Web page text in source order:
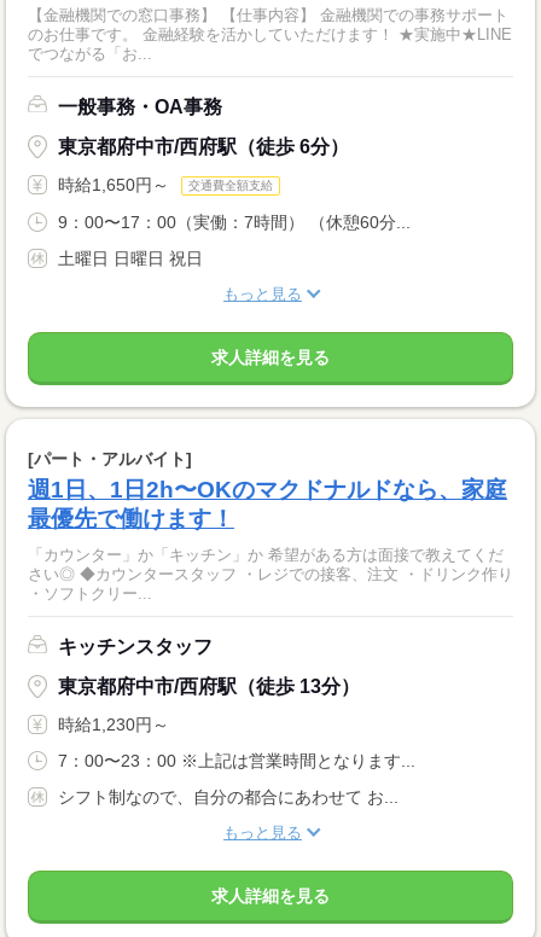
【金融機関での窓口事務】 【仕事内容】 金融機関での事務サポート
のお仕事です。 金融経験を活かしていただけます！ ★実施中★LINE
でつながる「お...
一般事務・OA事務
東京都府中市/西府駅（徒歩 6分）
時給1,650円～ 交通費全額支給
9：00〜17：00（実働：7時間） （休憩60分...
土曜日 日曜日 祝日
もっと見る
求人詳細を見る
[パート・アルバイト]
週1日、1日2h〜OKのマクドナルドなら、家庭
最優先で働けます！
「カウンター」か「キッチン」か 希望がある方は面接で教えてくだ
さい◎ ◆カウンタースタッフ ・レジでの接客、注文 ・ドリンク作り
・ソフトクリー...
キッチンスタッフ
東京都府中市/西府駅（徒歩 13分）
時給1,230円～
7：00〜23：00 ※上記は営業時間となります...
シフト制なので、自分の都合にあわせて お...
もっと見る
求人詳細を見る